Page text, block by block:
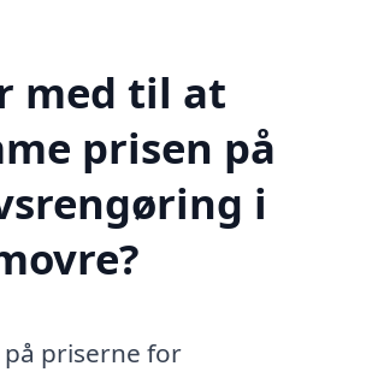
med til at
prisen på
i
priserne for